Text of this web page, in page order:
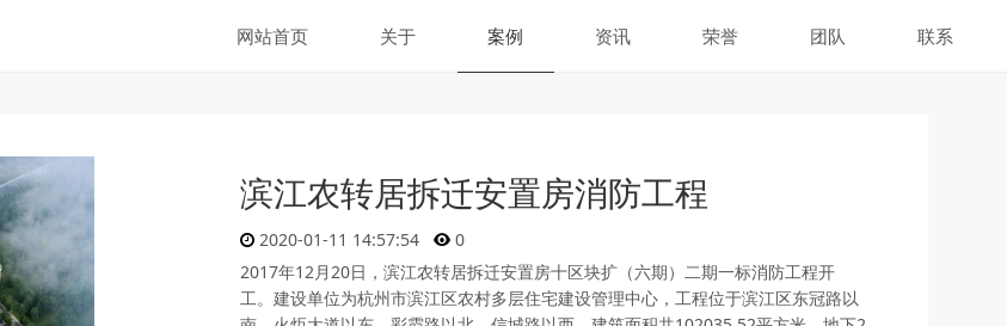
网站首页 关于 案例 资讯 荣誉 团队 联系
滨江农转居拆迁安置房消防工程
2020-01-11 14:57:54
0
2017年12月20日，滨江农转居拆迁安置房十区块扩（六期）二期一标消防工程开
工。建设单位为杭州市滨江区农村多层住宅建设管理中心，工程位于滨江区东冠路以